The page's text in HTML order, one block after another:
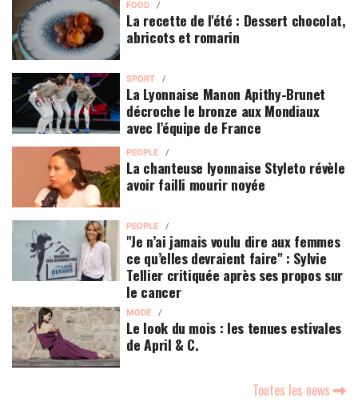
FOOD
La recette de l'été : Dessert chocolat,
abricots et romarin
SPORT
La Lyonnaise Manon Apithy-Brunet
décroche le bronze aux Mondiaux
avec l’équipe de France
PEOPLE
La chanteuse lyonnaise Styleto révèle
avoir failli mourir noyée
PEOPLE
"Je n’ai jamais voulu dire aux femmes
ce qu’elles devraient faire" : Sylvie
Tellier critiquée après ses propos sur
le cancer
MODE
Le look du mois : les tenues estivales
de April & C.
Toutes les news